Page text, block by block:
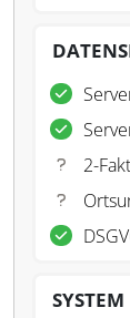
2-
SYSTEM